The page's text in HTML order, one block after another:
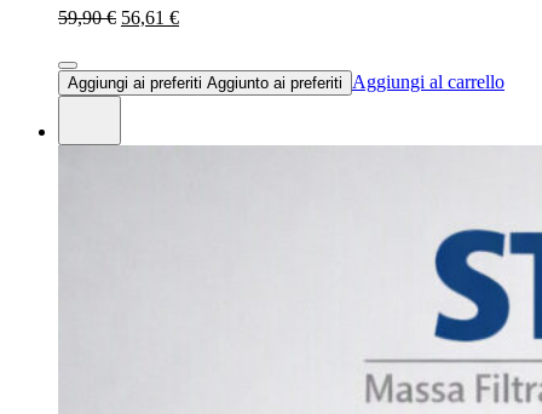
59,90 € 56,61 €
Aggiungi ai preferiti Aggiunto ai preferiti Aggiungi al carrello